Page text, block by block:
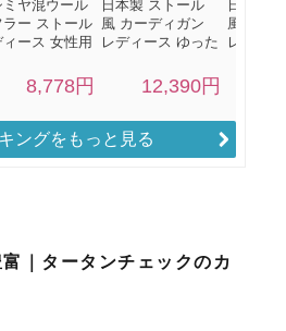
ングをもっと見る
｜タータンチェックのカ